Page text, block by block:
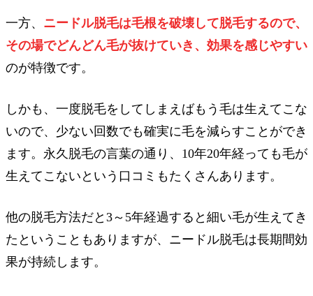
一方、 ニードル脱毛は毛根を破壊して脱毛するので、
その場でどんどん毛が抜けていき、効果を感じやすい
のが特徴です。
しかも、一度脱毛をしてしまえばもう毛は生えてこな
いので、少ない回数でも確実に毛を減らすことができ
ます。永久脱毛の言葉の通り、10年20年経っても毛が
生えてこないという口コミもたくさんあります。
他の脱毛方法だと3～5年経過すると細い毛が生えてき
たということもありますが、ニードル脱毛は長期間効
果が持続します。